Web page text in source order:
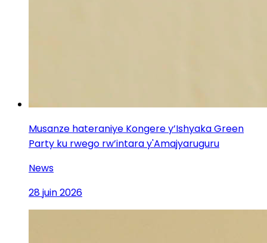
Musanze hateraniye Kongere y’Ishyaka Green
Party ku rwego rw’intara y'Amajyaruguru
News
28 juin 2026